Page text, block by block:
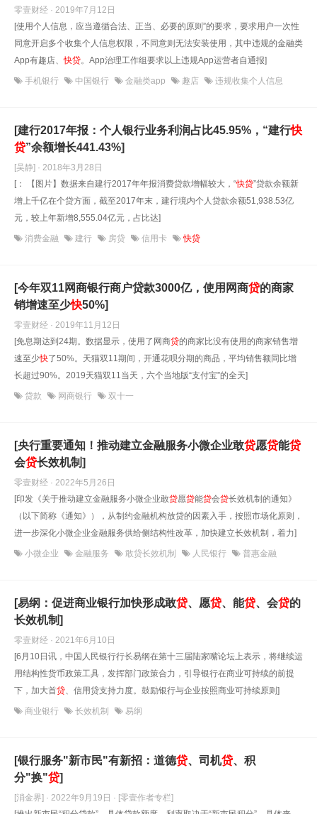
零壹财经 · 2019年7月12日
[使用个人信息，应当遵循合法、正当、必要的原则”的要求，要求用户一次性
同意开启多个收集个人信息权限，不同意则无法安装使用，其中违规的金融类
App有趣店、快贷。App治理工作组要求以上违规App运营者自通报]
手机银行 中国银行 金融类app 趣店 违规收集个人信息
[建行2017年报：个人银行业务利润占比45.95%，“建行快
贷”余额增长441.43%]
[吴静] · 2018年3月28日
[： 【图片】数据来自建行2017年年报消费贷款增幅较大，“快贷”贷款余额新
增上千亿在个贷方面，截至2017年末，建行境内个人贷款余额51,938.53亿
元，较上年新增8,555.04亿元，占比达]
消费金融 建行 房贷 信用卡 快贷
[今年双11网商银行商户贷款3000亿，使用网商贷的商家
销增速至少快50%]
零壹财经 · 2019年11月12日
[免息期达到24期。数据显示，使用了网商贷的商家比没有使用的商家销售增
速至少快了50%。天猫双11期间，开通花呗分期的商品，平均销售额同比增
长超过90%。2019天猫双11当天，六个当地版“支付宝”的全天]
贷款 网商银行 双十一
[央行重要通知！推动建立金融服务小微企业敢贷愿贷能贷
会贷长效机制]
零壹财经 · 2022年5月26日
[印发《关于推动建立金融服务小微企业敢贷愿贷能贷会贷长效机制的通知》
（以下简称《通知》），从制约金融机构放贷的因素入手，按照市场化原则，
进一步深化小微企业金融服务供给侧结构性改革，加快建立长效机制，着力]
小微企业 金融服务 敢贷长效机制 人民银行 普惠金融
[易纲：促进商业银行加快形成敢贷、愿贷、能贷、会贷的
长效机制]
零壹财经 · 2021年6月10日
[6月10日讯，中国人民银行行长易纲在第十三届陆家嘴论坛上表示，将继续运
用结构性货币政策工具，发挥部门政策合力，引导银行在商业可持续的前提
下，加大首贷、信用贷支持力度。鼓励银行与企业按照商业可持续原则]
商业银行 长效机制 易纲
[银行服务"新市民"有新招：道德贷、司机贷、积
分"换"贷]
[消金界] · 2022年9月19日 · [零壹作者专栏]